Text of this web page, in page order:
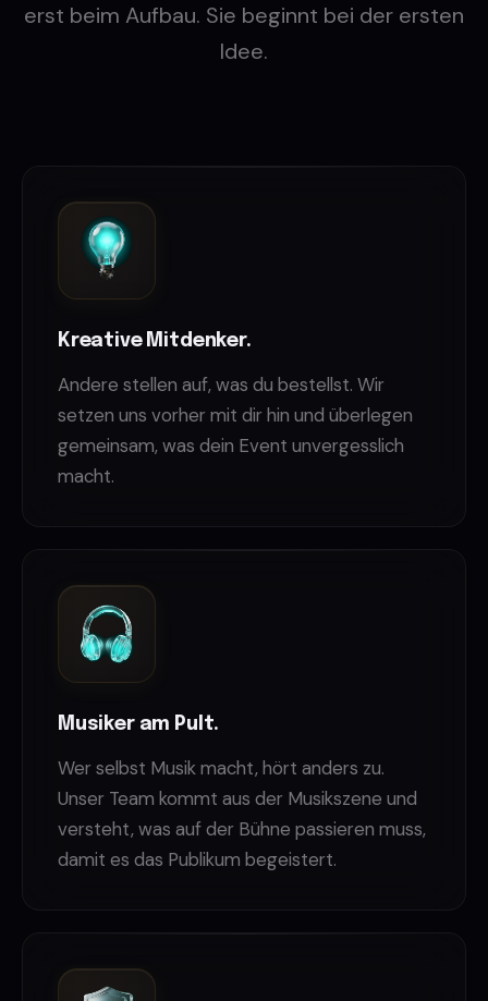
erst beim Aufbau. Sie beginnt bei der ersten
Idee.
Kreative Mitdenker.
Andere stellen auf, was du bestellst. Wir
setzen uns vorher mit dir hin und überlegen
gemeinsam, was dein Event unvergesslich
macht.
Musiker am Pult.
Wer selbst Musik macht, hört anders zu.
Unser Team kommt aus der Musikszene und
versteht, was auf der Bühne passieren muss,
damit es das Publikum begeistert.